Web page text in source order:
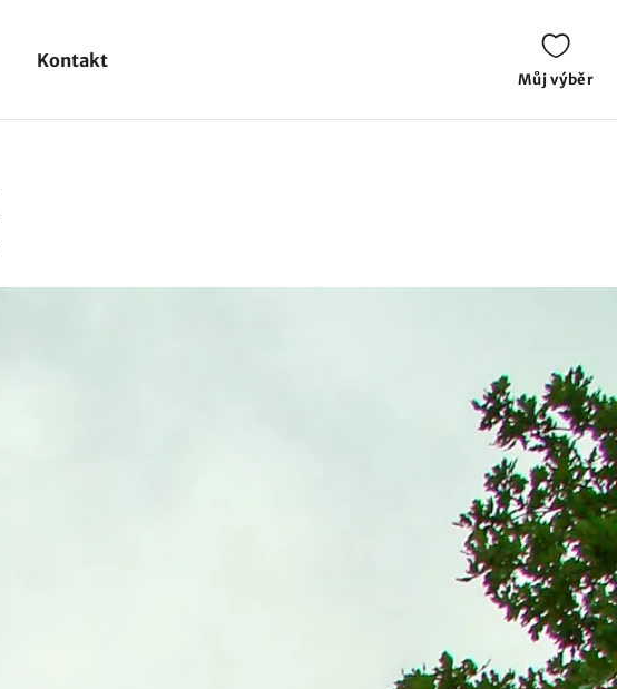
Kontakt
Můj výběr